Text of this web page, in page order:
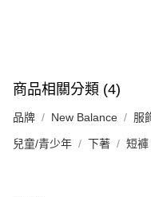
商品相關分類 (4)
品牌 New Balance 服
兒童/青少年 下著 短褲